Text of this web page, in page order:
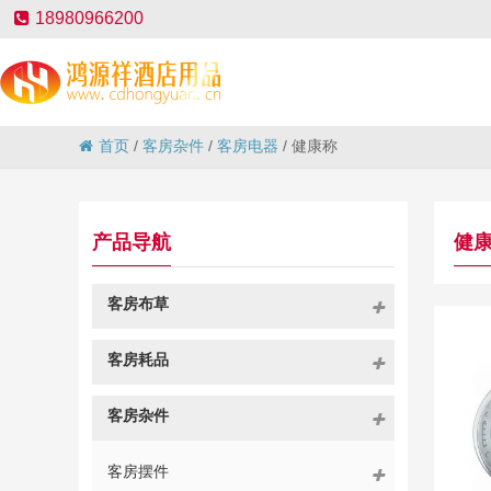
18980966200
首页 / 客房杂件 / 客房电器 / 健康称
健
产品导航
客房布草
客房耗品
客房杂件
客房摆件